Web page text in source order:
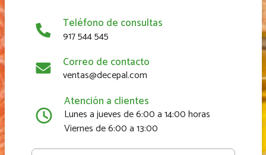
Teléfono de consultas
917 544 545
Correo de contacto
ventas@decepal.com
Atención a clientes
Lunes a jueves de 6:00 a 14:00 horas
Viernes de 6:00 a 13:00